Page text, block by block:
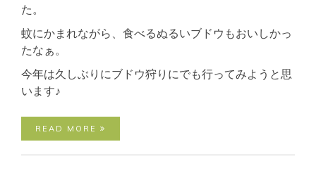
た。
蚊にかまれながら、食べるぬるいブドウもおいしかっ
たなぁ。
今年は久しぶりにブドウ狩りにでも行ってみようと思
います♪
READ MORE